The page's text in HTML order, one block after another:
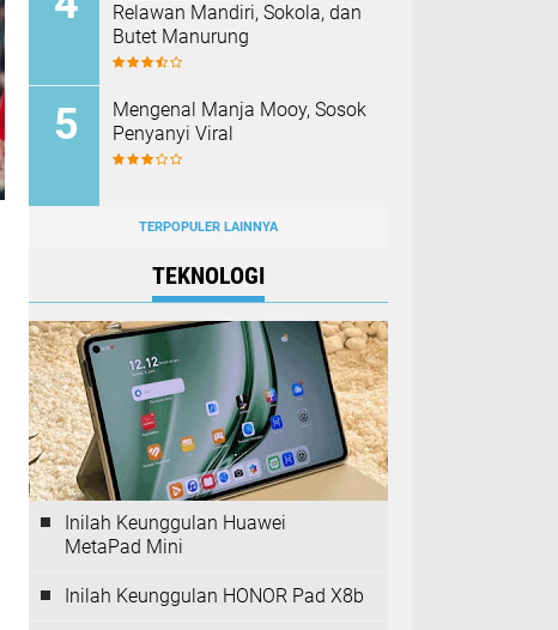
Relawan Mandiri, Sokola, dan
Butet Manurung
Mengenal Manja Mooy, Sosok
Penyanyi Viral
TERPOPULER LAINNYA
TEKNOLOGI
Inilah Keunggulan Huawei
MetaPad Mini
Inilah Keunggulan HONOR Pad X8b